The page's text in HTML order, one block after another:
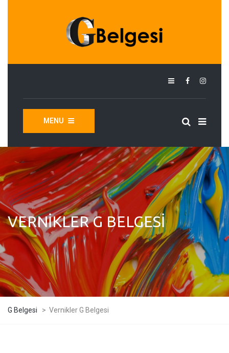
MENU
VERNIKLER G BELGESI
G Belgesi > Vernikler G Belgesi